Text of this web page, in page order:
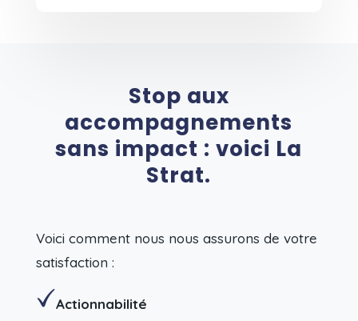
Stop aux
accompagnements
sans impact : voici La
Strat.
Voici comment nous nous assurons de votre
satisfaction :
Actionnabilité